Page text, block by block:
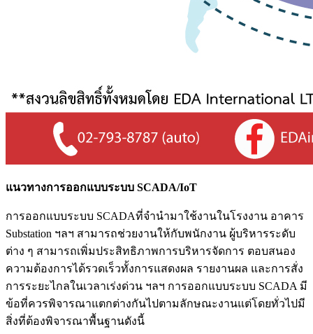
แนวทางการออกแบบระบบ SCADA/IoT
การออกแบบระบบ SCADAที่จำนำมาใช้งานในโรงงาน อาคาร
Substation ฯลฯ สามารถช่วยงานให้กับพนักงาน ผู้บริหารระดับ
ต่าง ๆ สามารถเพิ่มประสิทธิภาพการบริหารจัดการ ตอบสนอง
ความต้องการได้รวดเร็วทั้งการแสดงผล รายงานผล และการสั่ง
การระยะไกลในเวลาเร่งด่วน ฯลฯ การออกแบบระบบ SCADA มี
ข้อที่ควรพิจารณาแตกต่างกันไปตามลักษณะงานแต่โดยทั่วไปมี
สิ่งที่ต้องพิจารณาพื้นฐานดังนี้